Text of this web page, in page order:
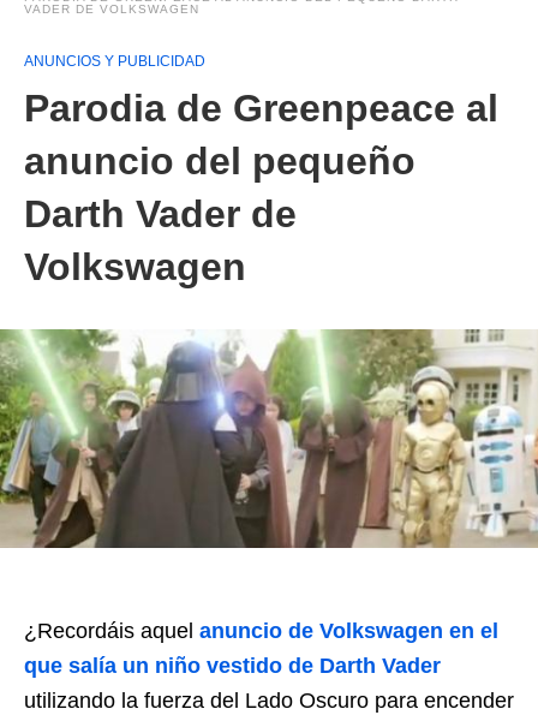
VADER DE VOLKSWAGEN
ANUNCIOS Y PUBLICIDAD
Parodia de Greenpeace al
anuncio del pequeño
Darth Vader de
Volkswagen
¿Recordáis aquel anuncio de Volkswagen en el
que salía un niño vestido de Darth Vader
utilizando la fuerza del Lado Oscuro para encender